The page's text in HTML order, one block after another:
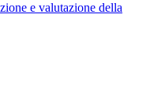
e valutazione della